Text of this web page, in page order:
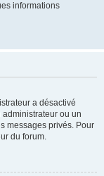
informations
a désactivé
ou un
messages privés. Pour
du forum.